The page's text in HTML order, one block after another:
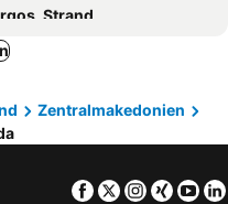
Strandhotels
Strandhotels
Strandhotels
Strand
Strand
Zentralmakedonien
Facebook
TwitterXing